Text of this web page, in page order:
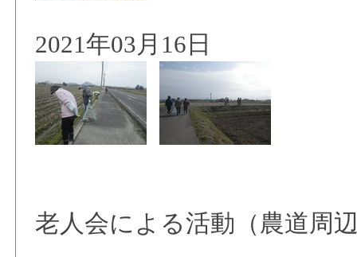
2021年03月16日
老人会による活動（農道周